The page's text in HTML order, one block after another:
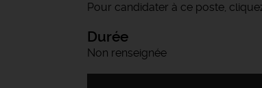
Pour candidater à ce poste,
Durée
Non renseignée